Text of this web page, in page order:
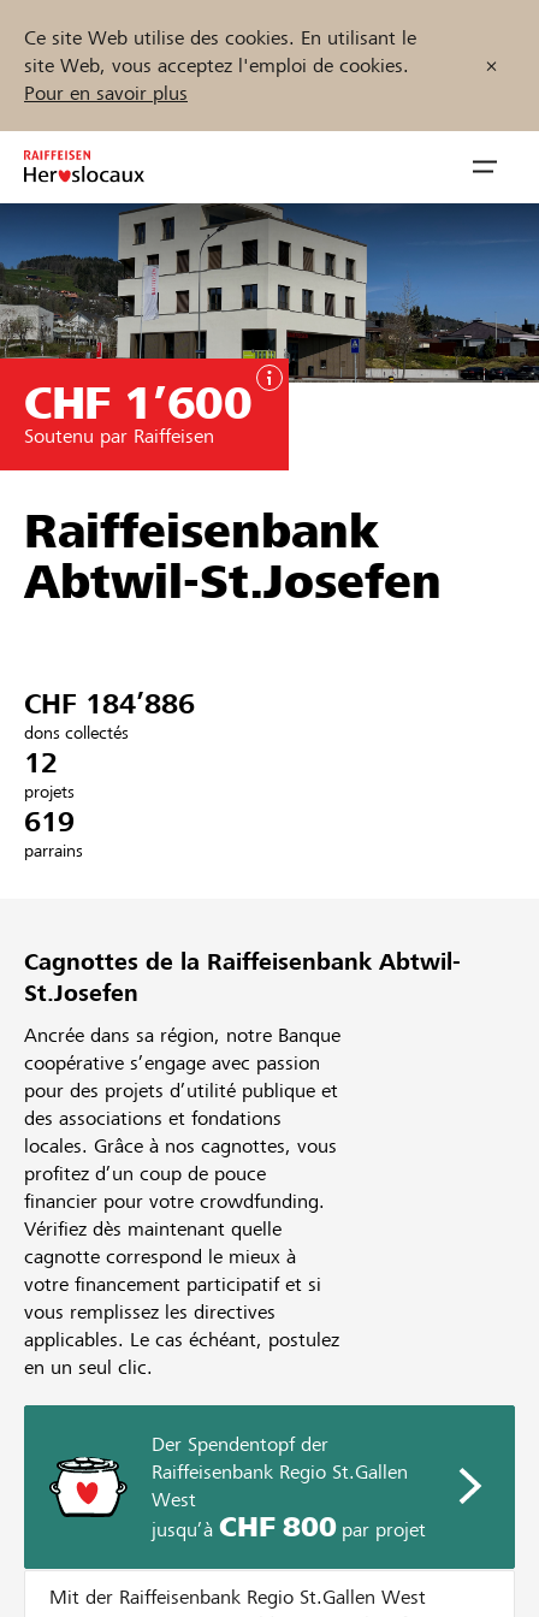
Ce site Web utilise des cookies. En utilisant le
site Web, vous acceptez l'emploi de cookies.
Pour en savoir plus
Inhalt
springen
öffnen
Parrainer
Soutien & assistance
Partenaires / Banques Raiffeisen
Se connecter
S'inscrire
Trouvez des projets et des organisations
Démarrez maintenant
CHF 1’600
Soutenu par Raiffeisen
Raiffeisenbank
Abtwil-St.Josefen
CHF 184’886
dons collectés
12
projets
619
parrains
Cagnottes de la Raiffeisenbank Abtwil-
St.Josefen
Ancrée dans sa région, notre Banque
coopérative s’engage avec passion
pour des projets d’utilité publique et
des associations et fondations
locales. Grâce à nos cagnottes, vous
profitez d’un coup de pouce
financier pour votre crowdfunding.
Vérifiez dès maintenant quelle
cagnotte correspond le mieux à
votre financement participatif et si
vous remplissez les directives
applicables. Le cas échéant, postulez
en un seul clic.
Der Spendentopf der
Raiffeisenbank Regio St.Gallen
West
jusqu’à CHF 800par projet
Mit der Raiffeisenbank Regio St.Gallen West